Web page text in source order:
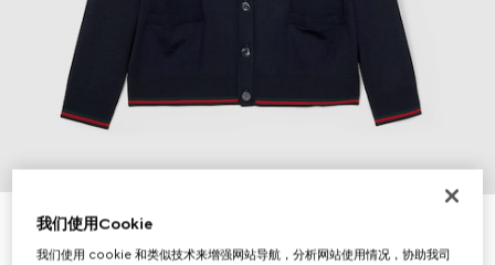
超精细山羊绒真丝混纺开衫
€ 1.500
我们使用Cookie
我们使用 cookie 和类似技术来增强网站导航，分析网站使用情况，协助我司